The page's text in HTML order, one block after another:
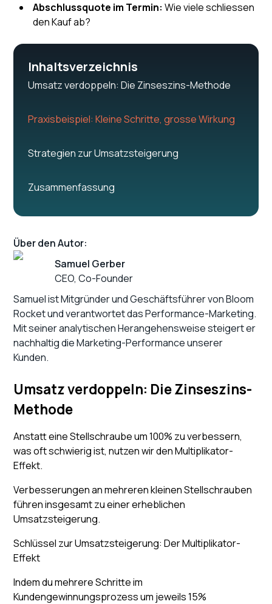
Abschlussquote im Termin:Wie viele schliessen
den Kauf ab?
Umsatz verdoppeln: Die Zinseszins-
Methode
Anstatt eine Stellschraube um 100% zu verbessern,
was oft schwierig ist, nutzen wir den Multiplikator-
Effekt.
Verbesserungen an mehreren kleinen Stellschrauben
führen insgesamt zu einer erheblichen
Umsatzsteigerung.
Schlüssel zur Umsatzsteigerung: Der Multiplikator-
Effekt
Indem du mehrere Schritte im
Kundengewinnungsprozess um jeweils 15%
Inhaltsverzeichnis
Umsatz verdoppeln: Die Zinseszins-Methode
Praxisbeispiel: Kleine Schritte, grosse Wirkung
Strategien zur Umsatzsteigerung
Zusammenfassung
Über den Autor:
Samuel Gerber
CEO, Co-Founder
Samuel ist Mitgründer und Geschäftsführer von Bloom
Rocket und verantwortet das Performance-Marketing.
Mit seiner analytischen Herangehensweise steigert er
nachhaltig die Marketing-Performance unserer
Kunden.